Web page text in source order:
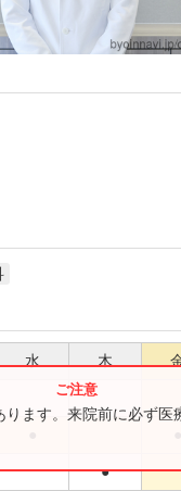
水 木
●
ます。来院前に必ず医